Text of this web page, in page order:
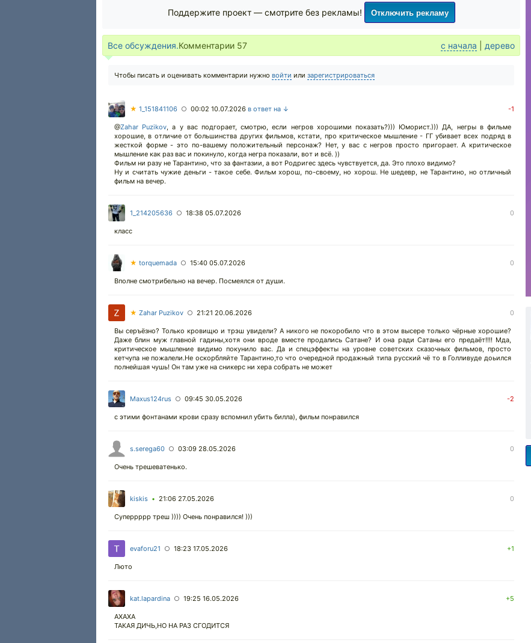
00:00
01:34:34
1x
1.25x
1x
0.75x
0.5x
Масштаб: 100
%
+5%
Субтитры №1
Субтитры №2
Субтитры №5
Поддержите проект — смотрите без рекламы! Отключить рекламу
Все обсуждения.Комментарии 57 с начала дерево
Чтобы писать и оценивать комментарии нужно войти или зарегистрироваться
★ 1_151841106 ○ 00:02 10.07.2026 в ответ на ↓ -1
@Zahar Puzikov
а у вас подгорает, смотрю, если негров хорошими показать?))) Юморист.))) ДА, негры в фильме
хорошие, в отличие от большинства других фильмов, кстати, про критическое мышление - ГГ убивает всех подряд в
жесткой форме - это по-вашему положительный персонаж? Нет, у вас с негров просто пригорает. А критическое
мышление как раз вас и покинуло, когда негра показали, вот и всё. ))
Фильм ни разу не Тарантино, что за фантазии, а вот Родригес здесь чувствуется, да. Это плохо видимо?
Ну и считать чужие деньги - такое себе. Фильм хорош, по-своему, но хорош. Не шедевр, не Тарантино, но отличный
фильм на вечер.
1_214205636 ○ 18:38 05.07.2026 0
класс
★ torquemada ○ 15:40 05.07.2026 0
Вполне смотрибельно на вечер. Посмеялся от души.
★ Zahar Puzikov ○ 21:21 20.06.2026 0
Вы серъёзно? Только кровищю и трэш увидели? А никого не покоробило что в этом высере только чёрные хорошие?
Даже блин муж главной гадины,хотя они вроде вместе продались Сатане? И она ради Сатаны его предаёт!!!! Мда,
критическое мышление видимо покунило вас. Да и спецэффекты на уровне советских сказочных фильмов, просто
кетчупа не пожалели.Не оскорбляйте Тарантино,то что очередной продажный типа русский чё то в Голливуде доьился
полнейшая чушь! Он там уже на сникерс ни хера собрать не может
Maxus124rus ○ 09:45 30.05.2026 -2
с этими фонтанами крови сразу вспомнил убить билла), фильм понравился
s.serega60 ○ 03:09 28.05.2026 0
Очень трешеватенько.
kiskis • 21:06 27.05.2026 0
Суперрррр треш )))) Очень понравился! )))
evaforu21 ○ 18:23 17.05.2026 +1
Люто
kat.lapardina ○ 19:25 16.05.2026 +5
АХАХА
ТАКАЯ ДИЧЬ,НО НА РАЗ СГОДИТСЯ